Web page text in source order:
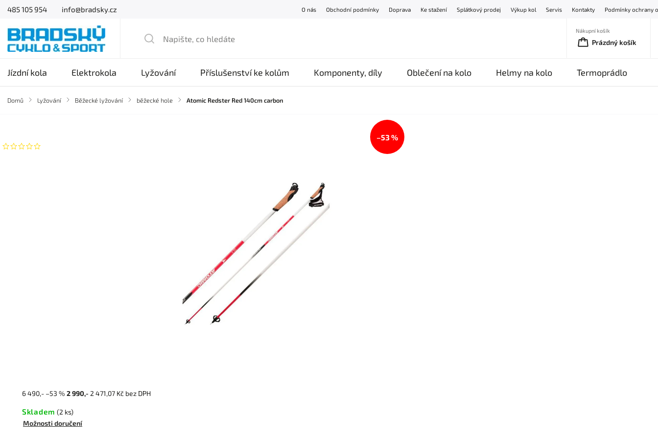
485 105 954 info@bradsky.cz O nás Obchodní podmínky Doprava Ke stažení Splátkový prodej Výkup kol Servis Kontakty Podmínky ochrany
Nákupní košík
Prázdný košík
Jízdní kola Elektrokola Lyžování Příslušenství ke kolům Komponenty, díly Oblečení na kolo Helmy na kolo Termoprádlo
Domů / Lyžování / Běžecké lyžování / běžecké hole / Atomic Redster Red 140cm carbon
–53 %
6 490,- –53 %2 990,- 2 471,07 Kč bez DPH
Skladem (2 ks)
Možnosti doručení